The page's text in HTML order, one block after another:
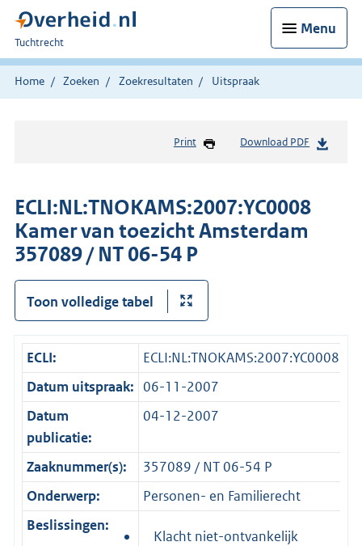
Menu
U
bent
hier:
Tuchtrecht
Home Zoeken Zoekresultaten Uitspraak
Print Download PDF
ECLI:NL:TNOKAMS:2007:YC0008
Kamer van toezicht Amsterdam
357089 / NT 06-54 P
Toon volledige tabel
ECLI:
ECLI:NL:TNOKAMS:2007:YC0008
Datum uitspraak: 06-11-2007
Datum
publicatie:
04-12-2007
Zaaknummer(s):
357089 / NT 06-54 P
Onderwerp:
Personen- en Familierecht
Beslissingen:
Klacht niet-ontvankelijk